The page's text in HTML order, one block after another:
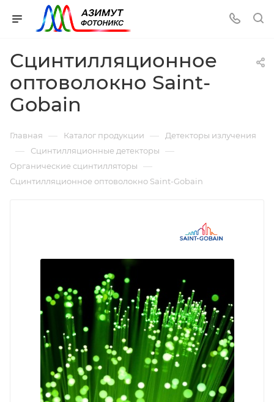
Сцинтилляционное
оптоволокно Saint-
Gobain
Главная — Каталог продукции — Детекторы излучения
— Сцинтилляционные детекторы —
Органические сцинтилляторы —
Сцинтилляционное оптоволокно Saint-Gobain